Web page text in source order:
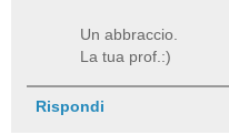
Un abbraccio.
La tua prof.:)
Rispondi